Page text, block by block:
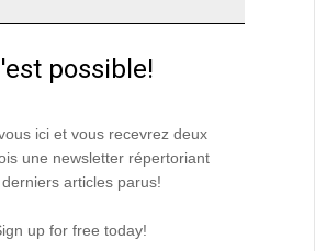
possible!
ici et vous recevrez deux
une newsletter répertoriant
derniers articles parus!
up for free today!